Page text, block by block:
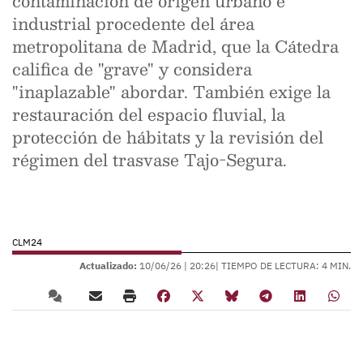
industrial procedente del área
metropolitana de Madrid, que la Cátedra
califica de "grave" y considera
"inaplazable" abordar. También exige la
restauración del espacio fluvial, la
protección de hábitats y la revisión del
régimen del trasvase Tajo-Segura.
CLM24
Actualizado: 10/06/26 | 20:26| TIEMPO DE LECTURA: 4 MIN.